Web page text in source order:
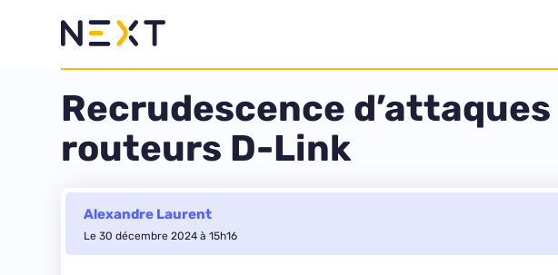
Recrudescence
routeurs D-Link
Alexandre Laurent
Le 30 décembre 2024 à 15h16